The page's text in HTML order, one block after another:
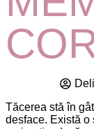
Tăcerea stă în
desface. Există o